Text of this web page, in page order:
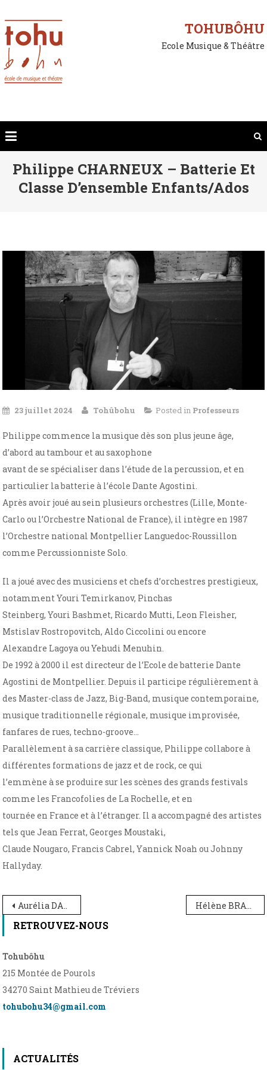
to
content
TOHUBÔHU
Ecole Musique & Théâtre
Philippe CHARNEUX – Batterie Et
Classe D’ensemble Enfants/ados
23 juillet 2024 Tohûbohu Posted in Professeurs
Philippe commence la musique dès son plus jeune âge,
d’abord au tambour et au saxophone
avant de se spécialiser dans l’étude de la percussion, et en
particulier la batterie à l’école Dante Agostini.
Après avoir joué au sein plusieurs orchestres (Lille, Monte-
Carlo ou l’Orchestre National de France), il intègre en 1987
l’Orchestre national Montpellier Languedoc-Roussillon
comme Percussionniste Solo.
Il a joué avec des musiciens et chefs d’orchestres prestigieux,
notamment Youri Temirkanov, Pinchas
Steinberg, Youri Bashmet, Ricardo Mutti, Leon Fleisher,
Mstislav Rostropovitch, Aldo Ciccolini ou encore
Alexandre Lagoya ou Yehudi Menuhin.
De 1992 à 2000 il est directeur de l’Ecole de batterie Dante
Agostini de Montpellier. Depuis il participe régulièrement à
des Master-class de Jazz, Big-Band, musique contemporaine,
musique traditionnelle régionale, musique improvisée,
fanfares de rues, techno-groove…
Parallèlement à sa carrière classique, Philippe collabore à
différentes formations de jazz et de rock, ce qui
l’emmène à se produire sur les scènes des grands festivals
comme les Francofolies de La Rochelle, et en
tournée en France et à l’étranger. Il a accompagné des artistes
tels que Jean Ferrat, Georges Moustaki,
Claude Nougaro, Francis Cabrel, Yannick Noah ou Johnny
Hallyday.
Navigation
de
l’article
Aurélia DAVID – Théâtre Hélène BRAND PASCAL – Piano et Accordéon
RETROUVEZ-NOUS
Tohubôhu
215 Montée de Pourols
34270 Saint Mathieu de Tréviers
tohubohu34@gmail.com
ACTUALITÉS